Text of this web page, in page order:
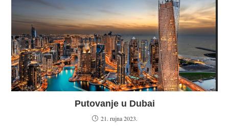
Putovanje u Dubai
21. rujna 2023.